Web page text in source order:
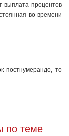
выплата процентов
во времени
постнумерандо, то
по теме